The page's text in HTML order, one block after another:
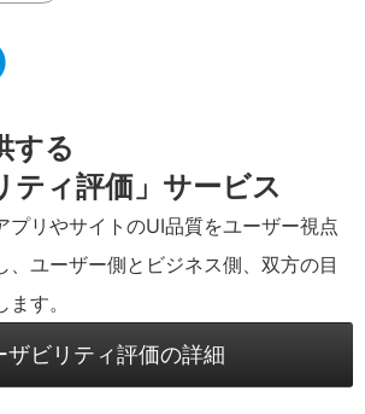
する
ティ評価」サービス
プリやサイトのUI品質をユーザー視点
、ユーザー側とビジネス側、双方の目
す。
ザビリティ評価の詳細